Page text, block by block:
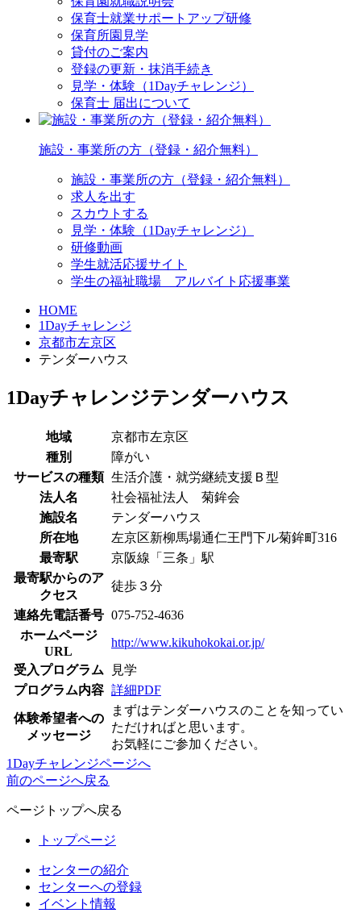
保育士就業サポートアップ研修
保育所園見学
貸付のご案内
登録の更新・抹消手続き
見学・体験（1Dayチャレンジ）
保育士 届出について
施設・事業所の方（登録・紹介無料）
施設・事業所の方（登録・紹介無料）
求人を出す
スカウトする
見学・体験（1Dayチャレンジ）
研修動画
学生就活応援サイト
学生の福祉職場 アルバイト応援事業
HOME
1Dayチャレンジ
京都市左京区
テンダーハウス
1Dayチャレンジテンダーハウス
地域
京都市左京区
種別
障がい
サービスの種類 生活介護・就労継続支援Ｂ型
法人名
社会福祉法人 菊鉾会
施設名
テンダーハウス
所在地
左京区新柳馬場通仁王門下ル菊鉾町316
最寄駅
京阪線「三条」駅
最寄駅からのア
クセス
徒歩３分
連絡先電話番号 075-752-4636
ホームページ
URL
http://www.kikuhokokai.or.jp/
受入プログラム
見学
プログラム内容 詳細PDF
体験希望者への
メッセージ
まずはテンダーハウスのことを知ってい
ただければと思います。
お気軽にご参加ください。
1Dayチャレンジページへ
前のページへ戻る
ページトップへ戻る
トップページ
センターの紹介
センターへの登録
イベント情報